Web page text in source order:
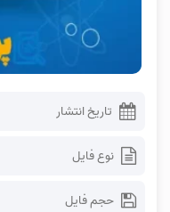
تاریخ انتشار
نوع فایل
حجم فایل